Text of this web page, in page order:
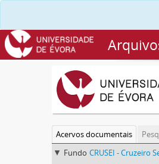
Acervos documentais
Fundo CRUSEI - Cruzeiro